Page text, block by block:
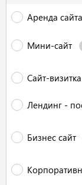
Аренда сайта
Мини-сайт
Сайт-визитка
Лендинг -
Бизнес сайт